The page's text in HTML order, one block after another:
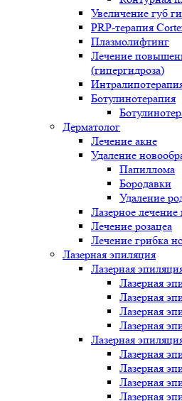
Увеличение губ
PRP-терапия
Плазмолифтинг
Лечение
(гипергидроза)
Ботулинотерапия
Дерматолог
Лечение акне
Удаление
Папиллома
Бородавки
Удаление
Лазерное
Лечение розацеа
Лечение грибка
Лазерная эпиляция
Лазерная
Лазерная
Лазерная
Лазерная
Лазерная
Лазерная
Лазерная
Лазерная
Лазерная
Лазерная